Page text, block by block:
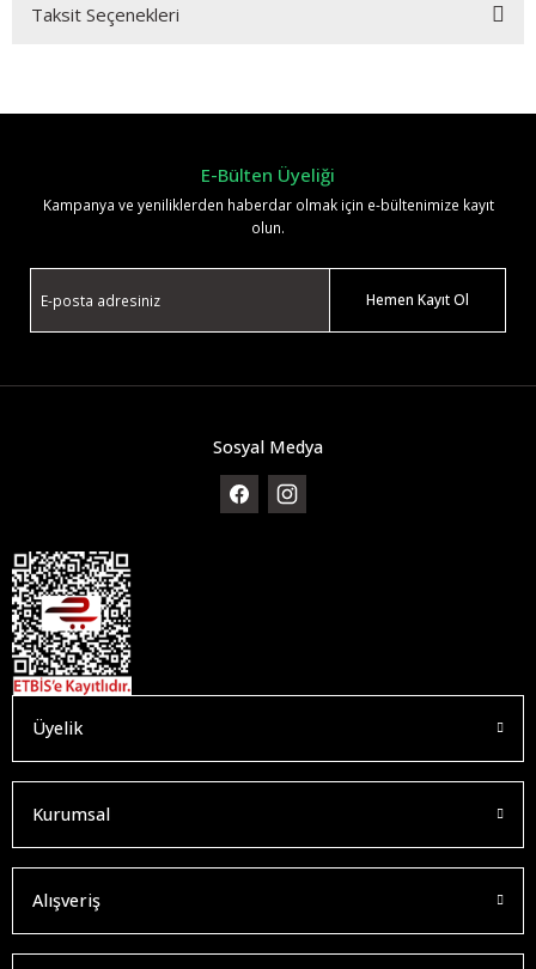
Taksit Seçenekleri
E-Bülten Üyeliği
Kampanya ve yeniliklerden haberdar olmak için e-bültenimize kayıt
olun.
Hemen Kayıt Ol
Sosyal Medya
Üyelik
Kurumsal
Alışveriş